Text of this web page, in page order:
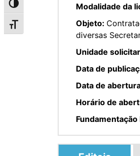
Alternar alto contraste
Alternar tamanho da fonte
Modalidade da
Objeto:
diversas
Unidade
Data de
Data de
Horário de
Fundamentação